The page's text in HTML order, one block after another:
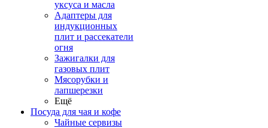
уксуса и масла
Адаптеры для
индукционных
плит и рассекатели
огня
Зажигалки для
газовых плит
Мясорубки и
лапшерезки
Ещё
Посуда для чая и кофе
Чайные сервизы